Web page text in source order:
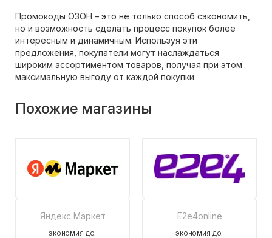
Промокоды ОЗОН – это не только способ сэкономить,
но и возможность сделать процесс покупок более
интересным и динамичным. Используя эти
предложения, покупатели могут наслаждаться
широким ассортиментом товаров, получая при этом
максимальную выгоду от каждой покупки.
Похожие магазины
Яндекс Маркет
ЭКОНОМИЯ ДО:
E2e4online
ЭКОНОМИЯ ДО: